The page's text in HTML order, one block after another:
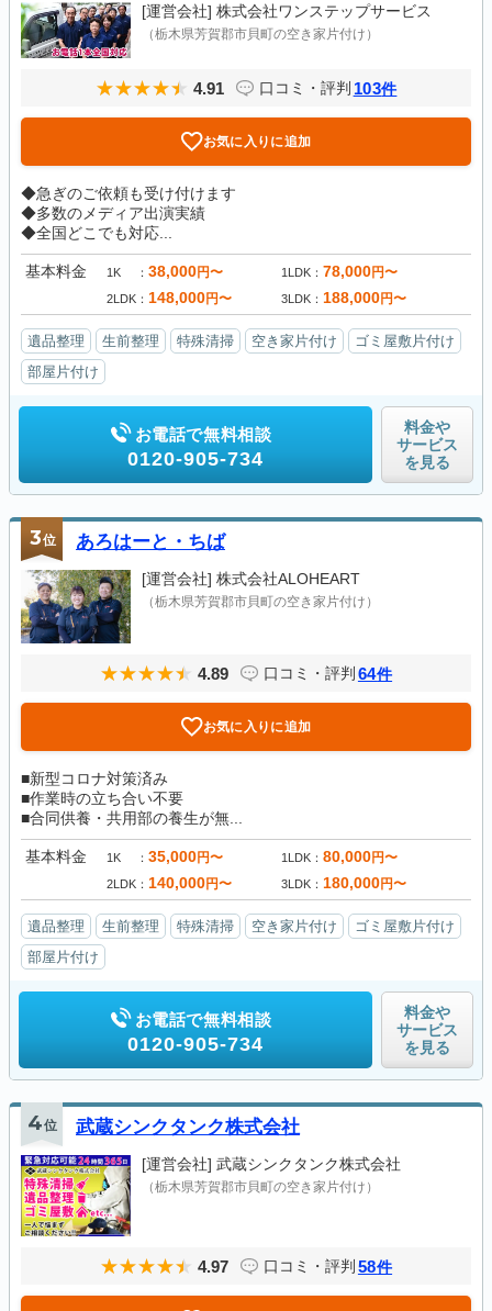
[運営会社] 株式会社ワンステップサービス
（栃木県芳賀郡市貝町の空き家片付け）
4.91 口コミ・評判 103件
お気に入りに追加
◆急ぎのご依頼も受け付けます
◆多数のメディア出演実績
◆全国どこでも対応...
基本料金 1K 38,000円〜 1LDK 78,000円〜
2LDK 148,000円〜 3LDK 188,000円〜
遺品整理 生前整理 特殊清掃 空き家片付け
ゴミ屋敷片付け
部屋片付け
お電話で無料相談
0120-905-734
料金や
サービス
を見る
3位 あろはーと・ちば
[運営会社] 株式会社ALOHEART
（栃木県芳賀郡市貝町の空き家片付け）
4.89 口コミ・評判 64件
お気に入りに追加
■新型コロナ対策済み
■作業時の立ち合い不要
■合同供養・共用部の養生が無...
基本料金 1K 35,000円〜 1LDK 80,000円〜
2LDK 140,000円〜 3LDK 180,000円〜
遺品整理 生前整理 特殊清掃 空き家片付け
ゴミ屋敷片付け
部屋片付け
お電話で無料相談
0120-905-734
料金や
サービス
を見る
4位 武蔵シンクタンク株式会社
[運営会社] 武蔵シンクタンク株式会社
（栃木県芳賀郡市貝町の空き家片付け）
4.97 口コミ・評判 58件